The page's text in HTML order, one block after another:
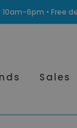
6pm •
Sales